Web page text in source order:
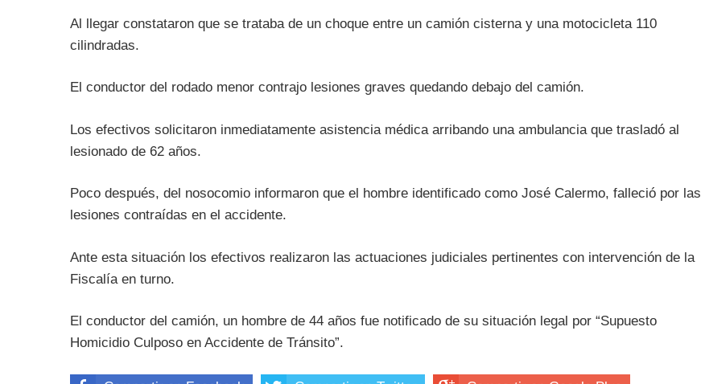
Al llegar constataron que se trataba de un choque entre un camión cisterna y una motocicleta 110
cilindradas.
El conductor del rodado menor contrajo lesiones graves quedando debajo del camión.
Los efectivos solicitaron inmediatamente asistencia médica arribando una ambulancia que trasladó al
lesionado de 62 años.
Poco después, del nosocomio informaron que el hombre identificado como José Calermo, falleció por las
lesiones contraídas en el accidente.
Ante esta situación los efectivos realizaron las actuaciones judiciales pertinentes con intervención de la
Fiscalía en turno.
El conductor del camión, un hombre de 44 años fue notificado de su situación legal por “Supuesto
Homicidio Culposo en Accidente de Tránsito”.